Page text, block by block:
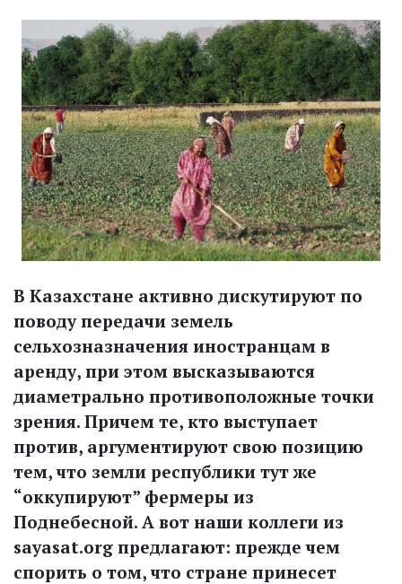
В Казахстане активно дискутируют по
поводу передачи земель
сельхозназначения иностранцам в
аренду, при этом высказываются
диаметрально противоположные точки
зрения. Причем те, кто выступает
против, аргументируют свою позицию
тем, что земли республики тут же
“оккупируют” фермеры из
Поднебесной. А вот наши коллеги из
sayasat.org предлагают: прежде чем
спорить о том, что стране принесет